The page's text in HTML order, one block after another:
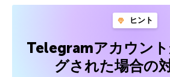
ヒント
Telegramアカウン
グされた場合の